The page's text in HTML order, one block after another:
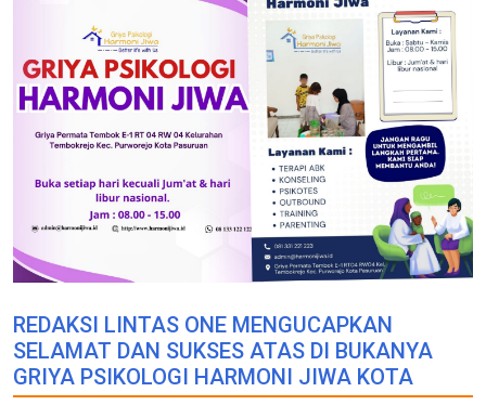
REDAKSI LINTAS ONE MENGUCAPKAN
SELAMAT DAN SUKSES ATAS DI BUKANYA
GRIYA PSIKOLOGI HARMONI JIWA KOTA